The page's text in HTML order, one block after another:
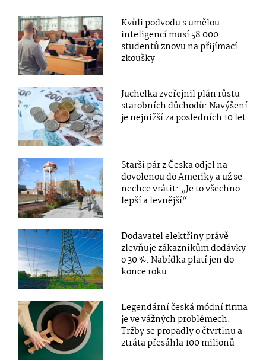
Kvůli podvodu s umělou
inteligencí musí 58 000
studentů znovu na přijímací
zkoušky
Juchelka zveřejnil plán růstu
starobních důchodů: Navýšení
je nejnižší za posledních 10 let
Starší pár z Česka odjel na
dovolenou do Ameriky a už se
nechce vrátit: „Je to všechno
lepší a levnější“
Dodavatel elektřiny právě
zlevňuje zákazníkům dodávky
o 30 %. Nabídka platí jen do
konce roku
Legendární česká módní firma
je ve vážných problémech.
Tržby se propadly o čtvrtinu a
ztráta přesáhla 100 milionů